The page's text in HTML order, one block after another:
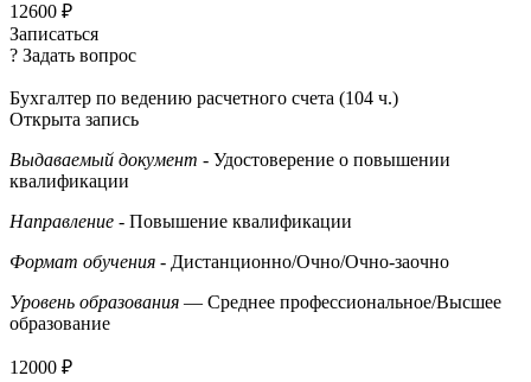
12600 ₽
Записаться
? Задать вопрос
Бухгалтер по ведению расчетного счета (104 ч.)
Открыта запись
Выдаваемый документ - Удостоверение о повышении
квалификации
Направление - Повышение квалификации
Формат обучения - Дистанционно/Очно/Очно-заочно
Уровень образования — Среднее профессиональное/Высшее
образование
12000 ₽